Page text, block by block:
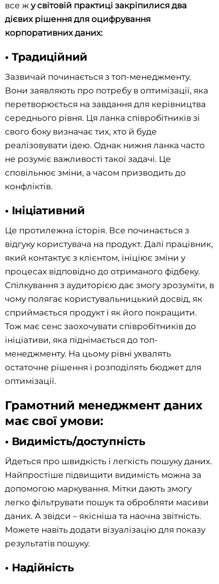
все ж у світовій практиці закріпилися два
дієвих рішення для оцифрування
корпоративних даних:
• Традиційний
Зазвичай починається з топ-менеджменту.
Вони заявляють про потребу в оптимізації, яка
перетворюється на завдання для керівництва
середнього рівня. Ця ланка співробітників зі
свого боку визначає тих, хто й буде
реалізовувати ідею. Однак нижня ланка часто
не розуміє важливості такої задачі. Це
сповільнює зміни, а часом призводить до
конфліктів.
• Ініціативний
Це протилежна історія. Все починається з
відгуку користувача на продукт. Далі працівник,
який контактує з клієнтом, ініціює зміни у
процесах відповідно до отриманого фідбеку.
Спілкування з аудиторією дає змогу зрозуміти, в
чому полягає користувальницький досвід, як
сприймається продукт і як його покращити.
Тож має сенс заохочувати співробітників до
ініціативи, яка піднімається до топ-
менеджменту. На цьому рівні ухвалять
остаточне рішення і розподілять бюджет для
оптимізації.
Грамотний менеджмент даних
має свої умови:
• Видимість/доступність
Йдеться про швидкість і легкість пошуку даних.
Найпростіше підвищити видимість можна за
допомогою маркування. Мітки дають змогу
легко фільтрувати пошук та обробляти масиви
даних. А звідси – якісніша та наочна звітність.
Можете навіть додати візуалізацію для показу
результатів пошуку.
• Надійність